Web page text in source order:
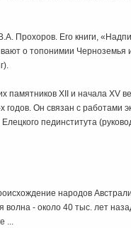
Прохоров. Его книги,
о топонимии Черноземья
памятников XII и начала XV
Он связан с работами
пединститута
народов
волна - около 40 тыс. лет
...